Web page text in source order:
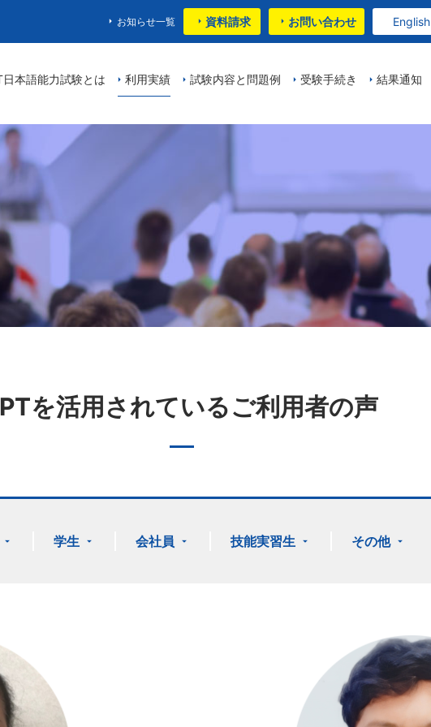
本語能力試験とは 利用実績 試験内容と問題例 受験手続き 結果通知
お知らせ一覧 資料請求 お問い合わせ English
を活用されているご利用者の声
学生 会社員 技能実習生 その他